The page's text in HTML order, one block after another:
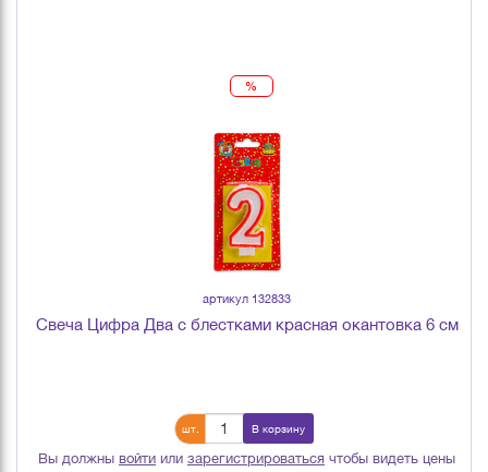
%
артикул 132833
Свеча Цифра Два с блестками красная окантовка 6 см
шт. В корзину
Вы должны войти или зарегистрироваться чтобы видеть цены